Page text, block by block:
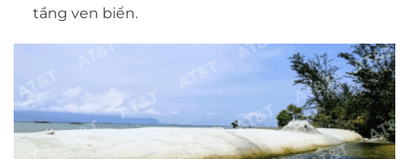
tầng ven biển.